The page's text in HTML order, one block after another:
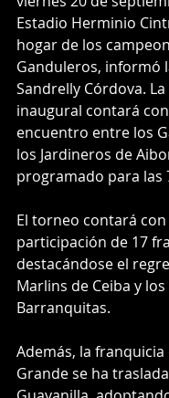
Estadio Herminio
hogar de los
Ganduleros, informó
Sandrelly Córdova. La
inaugural contará
encuentro entre los
los Jardineros de
programado para las
El torneo contará con
participación de 17
destacándose el
Marlins de Ceiba y
Barranquitas.
Además, la franquicia
Grande se ha